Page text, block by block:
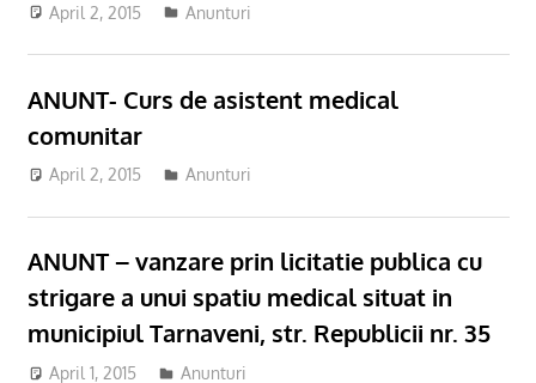
April 2, 2015 Anunturi
ANUNT- Curs de asistent medical
comunitar
April 2, 2015 Anunturi
ANUNT – vanzare prin licitatie publica cu
strigare a unui spatiu medical situat in
municipiul Tarnaveni, str. Republicii nr. 35
April 1, 2015 Anunturi